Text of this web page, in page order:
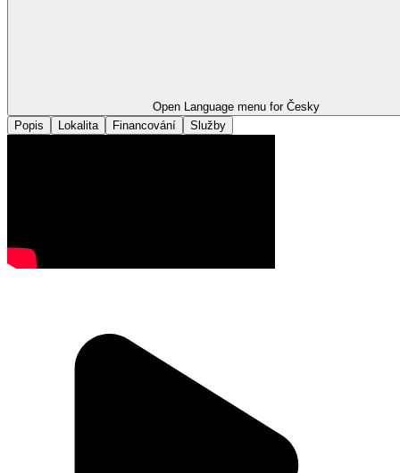
Open Language menu for Česky
Popis
Lokalita Financování Služby